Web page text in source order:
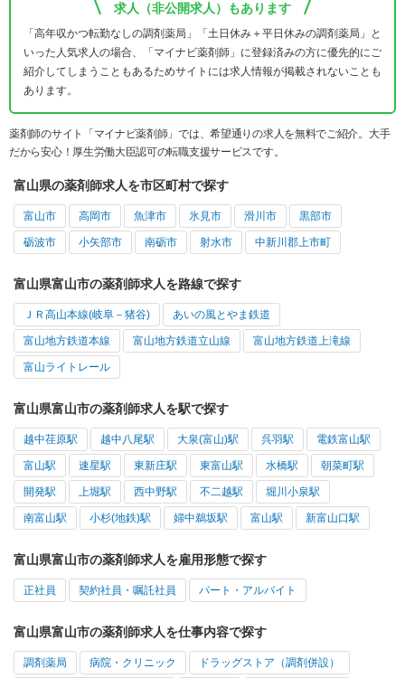
求人（非公開求人）もあります
「高年収かつ転勤なしの調剤薬局」「土日休み＋平日休みの調剤薬局」と
いった人気求人の場合、「マイナビ薬剤師」に登録済みの方に優先的にご
紹介してしまうこともあるためサイトには求人情報が掲載されないことも
あります。
薬剤師のサイト「マイナビ薬剤師」では、希望通りの求人を無料でご紹介。大手
だから安心！厚生労働大臣認可の転職支援サービスです。
富山県の薬剤師求人を市区町村で探す
富山市 高岡市 魚津市 氷見市 滑川市 黒部市
砺波市 小矢部市 南砺市 射水市 中新川郡上市町
富山県富山市の薬剤師求人を路線で探す
ＪＲ高山本線(岐阜－猪谷) あいの風とやま鉄道
富山地方鉄道本線 富山地方鉄道立山線 富山地方鉄道上滝線
富山ライトレール
富山県富山市の薬剤師求人を駅で探す
越中荏原駅 越中八尾駅 大泉(富山)駅 呉羽駅 電鉄富山駅
富山駅 速星駅 東新庄駅 東富山駅 水橋駅 朝菜町駅
開発駅 上堀駅 西中野駅 不二越駅 堀川小泉駅
南富山駅 小杉(地鉄)駅 婦中鵜坂駅 富山駅 新富山口駅
富山県富山市の薬剤師求人を雇用形態で探す
正社員 契約社員・嘱託社員 パート・アルバイト
富山県富山市の薬剤師求人を仕事内容で探す
調剤薬局 病院・クリニック ドラッグストア（調剤併設）